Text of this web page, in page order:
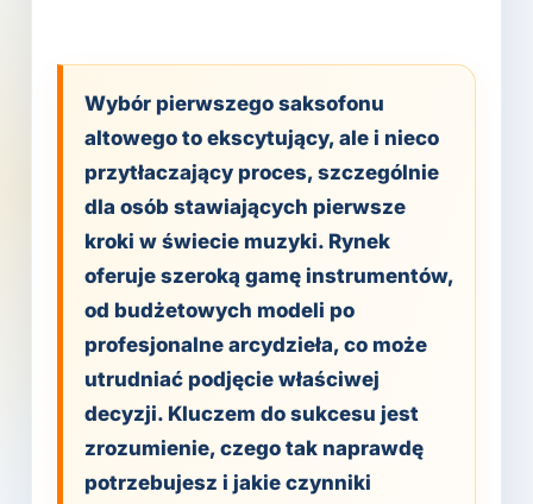
Wybór pierwszego saksofonu
altowego to ekscytujący, ale i nieco
przytłaczający proces, szczególnie
dla osób stawiających pierwsze
kroki w świecie muzyki. Rynek
oferuje szeroką gamę instrumentów,
od budżetowych modeli po
profesjonalne arcydzieła, co może
utrudniać podjęcie właściwej
decyzji. Kluczem do sukcesu jest
zrozumienie, czego tak naprawdę
potrzebujesz i jakie czynniki